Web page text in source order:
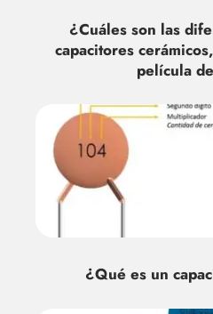
¿Cuáles son las
capacitores
película
¿Qué es un